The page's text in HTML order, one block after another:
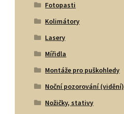
Fotopasti
Kolimátory
Lasery
Mířidla
Montáže pro puškohledy
Noční pozorování (vidění)
Nožičky, stativy